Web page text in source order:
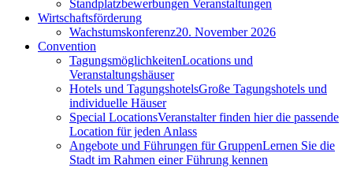
Standplatzbewerbungen Veranstaltungen
Wirtschaftsförderung
Wachstumskonferenz20. November 2026
Convention
TagungsmöglichkeitenLocations und
Veranstaltungshäuser
Hotels und TagungshotelsGroße Tagungshotels und
individuelle Häuser
Special LocationsVeranstalter finden hier die passende
Location für jeden Anlass
Angebote und Führungen für GruppenLernen Sie die
Stadt im Rahmen einer Führung kennen